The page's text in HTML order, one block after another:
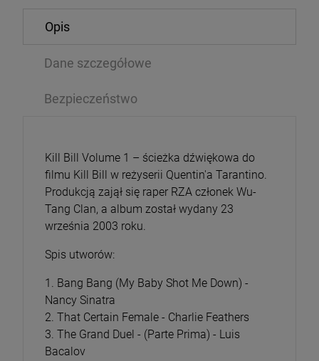
93,99 zł
Opis
Dane szczegółowe
Bezpieczeństwo
Kill Bill Volume 1 – ścieżka dźwiękowa do
filmu Kill Bill w reżyserii Quentin'a Tarantino.
Produkcją zajął się raper RZA członek Wu-
Tang Clan, a album został wydany 23
września 2003 roku.
Spis utworów:
1. Bang Bang (My Baby Shot Me Down) -
Nancy Sinatra
2. That Certain Female - Charlie Feathers
3. The Grand Duel - (Parte Prima) - Luis
Bacalov